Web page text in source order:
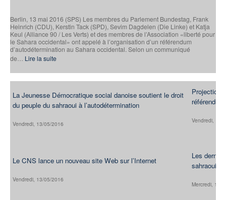
Berlin, 13 mai 2016 (SPS) Les membres du Parlement Bundestag, Frank
Heinrich (CDU), Kerstin Tack (SPD), Sevim Dagdelen (Die Linke) et Katja
Keul (Alliance 90 / Les Verts) et des membres de l’Association «liberté pour
le Sahara occidental» ont appelé à l’organisation d’un référendum
d’autodétermination au Sahara occidental. Selon un communiqué
de… Lire la suite
La Jeunesse Démocratique social danoise soutient le droit
du peuple du sahraoui à l’autodétermination
Vendredi, 13/05/2016
Projection
Vendredi, 13/
Le CNS lance un nouveau site Web sur l’Internet
Vendredi, 13/05/2016
Les
sahraouie
Mercredi, 11/